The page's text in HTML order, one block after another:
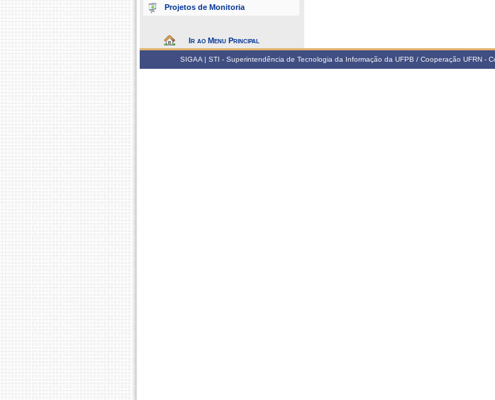
Projetos de Monitoria
Ir ao Menu Principal
SIGAA | STI - Superintendência de Tecnologia da Informação da UFPB / Cooperação UFRN